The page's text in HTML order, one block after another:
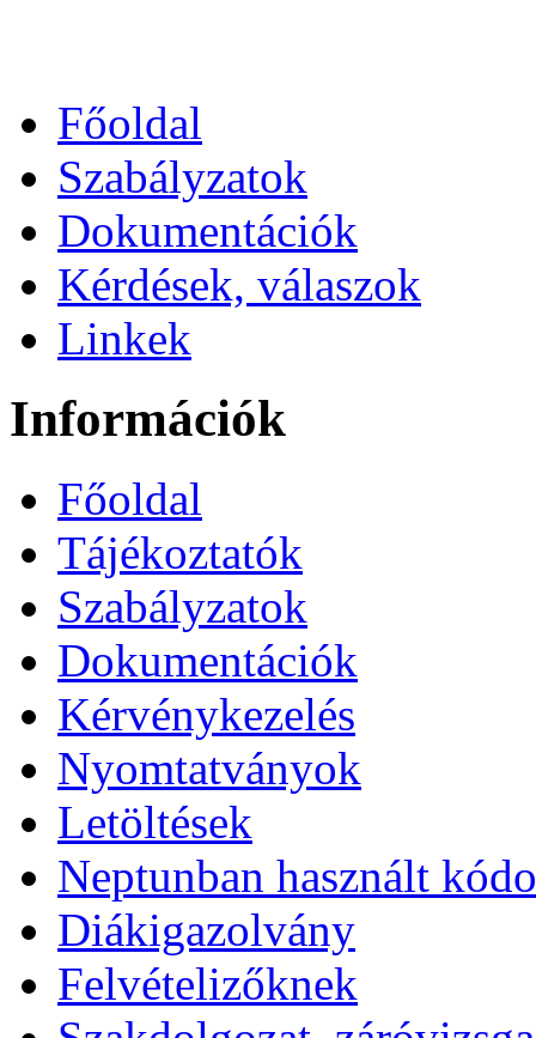
Főoldal
Szabályzatok
Dokumentációk
Kérdések, válaszok
Linkek
Információk
Főoldal
Tájékoztatók
Szabályzatok
Dokumentációk
Kérvénykezelés
Nyomtatványok
Letöltések
Neptunban használt
Diákigazolvány
Felvételizőknek